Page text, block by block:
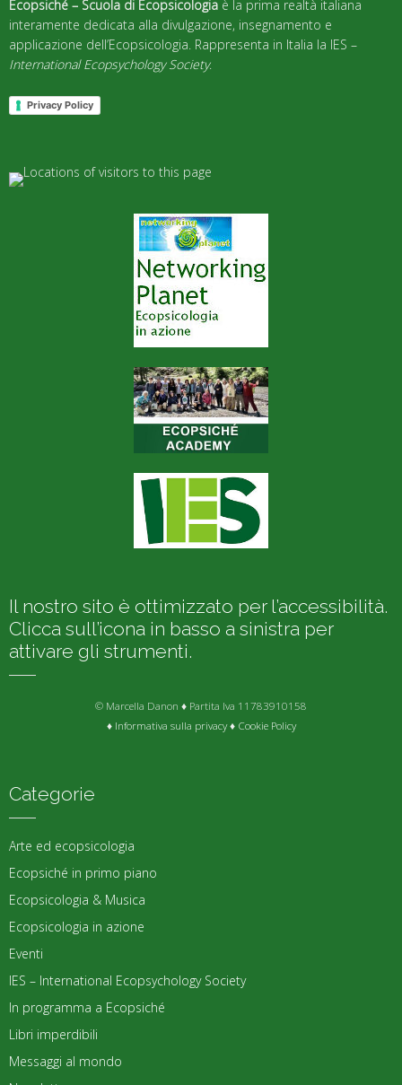
Ecopsiché – Scuola di Ecopsicologia è la prima realtà italiana
interamente dedicata alla divulgazione, insegnamento e
applicazione dell’Ecopsicologia. Rappresenta in Italia la IES –
International Ecopsychology Society.
Privacy Policy
Il nostro sito è ottimizzato per l’accessibilità.
Clicca sull’icona in basso a sinistra per
attivare gli strumenti.
© Marcella Danon ♦ Partita Iva 11783910158
♦ Informativa sulla privacy♦ Cookie Policy
Categorie
Arte ed ecopsicologia
Ecopsiché in primo piano
Ecopsicologia & Musica
Ecopsicologia in azione
Eventi
IES – International Ecopsychology Society
In programma a Ecopsiché
Libri imperdibili
Messaggi al mondo